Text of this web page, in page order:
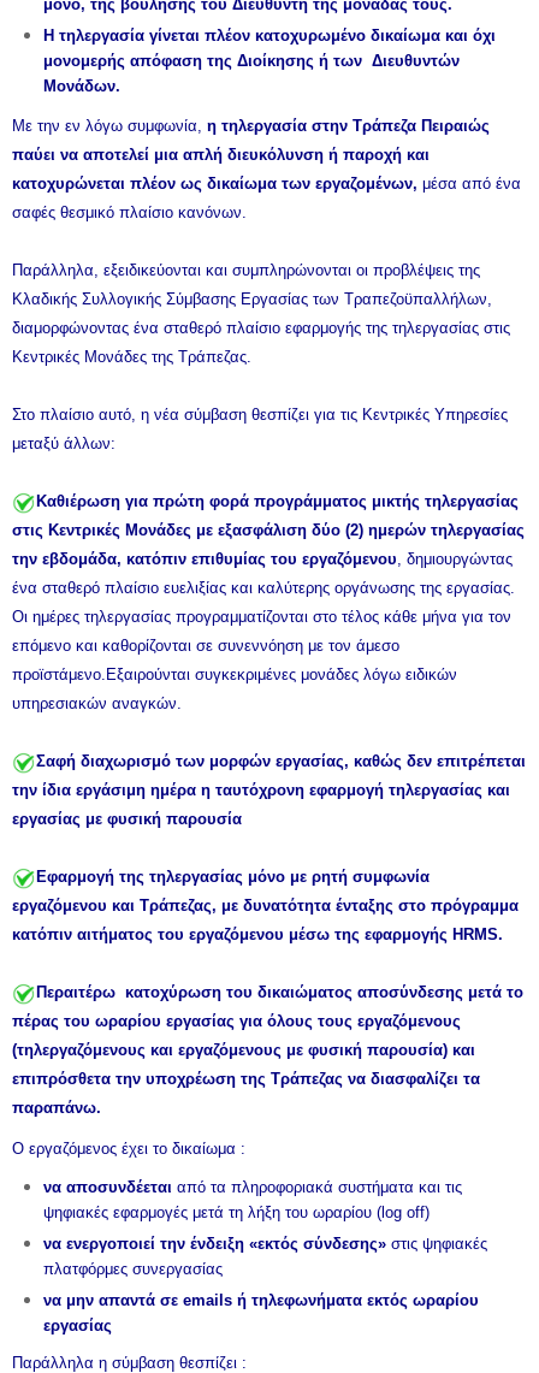
μόνο, της βούλησης του Διευθυντή της μονάδας τους.
Η τηλεργασία γίνεται πλέον κατοχυρωμένο δικαίωμα και όχι
μονομερής απόφαση της Διοίκησης ή των Διευθυντών
Μονάδων.
Με την εν λόγω συμφωνία, η τηλεργασία στην Τράπεζα Πειραιώς
παύει να αποτελεί μια απλή διευκόλυνση ή παροχή και
κατοχυρώνεται πλέον ως δικαίωμα των εργαζομένων, μέσα από ένα
σαφές θεσμικό πλαίσιο κανόνων.
Παράλληλα, εξειδικεύονται και συμπληρώνονται οι προβλέψεις της
Κλαδικής Συλλογικής Σύμβασης Εργασίας των Τραπεζοϋπαλλήλων,
διαμορφώνοντας ένα σταθερό πλαίσιο εφαρμογής της τηλεργασίας στις
Κεντρικές Μονάδες της Τράπεζας.
Στο πλαίσιο αυτό, η νέα σύμβαση θεσπίζει για τις Κεντρικές Υπηρεσίες
μεταξύ άλλων:
Καθιέρωση για πρώτη φορά προγράμματος μικτής τηλεργασίας
στις Κεντρικές Μονάδες με εξασφάλιση δύο (2) ημερών τηλεργασίας
την εβδομάδα, κατόπιν επιθυμίας του εργαζόμενου, δημιουργώντας
ένα σταθερό πλαίσιο ευελιξίας και καλύτερης οργάνωσης της εργασίας.
Οι ημέρες τηλεργασίας προγραμματίζονται στο τέλος κάθε μήνα για τον
επόμενο και καθορίζονται σε συνεννόηση με τον άμεσο
προϊστάμενο.Εξαιρούνται συγκεκριμένες μονάδες λόγω ειδικών
υπηρεσιακών αναγκών.
Σαφή διαχωρισμό των μορφών εργασίας, καθώς δεν επιτρέπεται
την ίδια εργάσιμη ημέρα η ταυτόχρονη εφαρμογή τηλεργασίας και
εργασίας με φυσική παρουσία
Εφαρμογή της τηλεργασίας μόνο με ρητή συμφωνία
εργαζόμενου και Τράπεζας, με δυνατότητα ένταξης στο πρόγραμμα
κατόπιν αιτήματος του εργαζόμενου μέσω της εφαρμογής HRMS.
Περαιτέρω κατοχύρωση του δικαιώματος αποσύνδεσης μετά το
πέρας του ωραρίου εργασίας για όλους τους εργαζόμενους
(τηλεργαζόμενους και εργαζόμενους με φυσική παρουσία) και
επιπρόσθετα την υποχρέωση της Τράπεζας να διασφαλίζει τα
παραπάνω.
Ο εργαζόμενος έχει το δικαίωμα :
να αποσυνδέεται από τα πληροφοριακά συστήματα και τις
ψηφιακές εφαρμογές μετά τη λήξη του ωραρίου (log off)
να ενεργοποιεί την ένδειξη «εκτός σύνδεσης» στις ψηφιακές
πλατφόρμες συνεργασίας
να μην απαντά σε emails ή τηλεφωνήματα εκτός ωραρίου
εργασίας
​Παράλληλα η σύμβαση θεσπίζει :